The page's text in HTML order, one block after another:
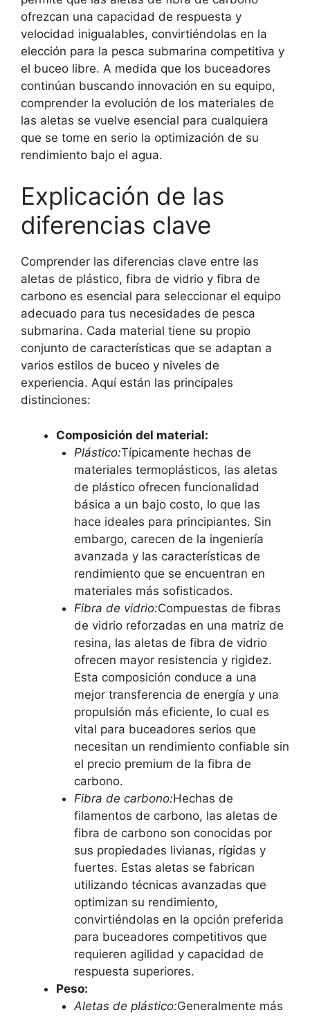
ofrezcan una capacidad de respuesta y
velocidad inigualables, convirtiéndolas en la
elección para la pesca submarina competitiva y
el buceo libre. A medida que los buceadores
continúan buscando innovación en su equipo,
comprender la evolución de los materiales de
las aletas se vuelve esencial para cualquiera
que se tome en serio la optimización de su
rendimiento bajo el agua.
Explicación de las
diferencias clave
Comprender las diferencias clave entre las
aletas de plástico, fibra de vidrio y fibra de
carbono es esencial para seleccionar el equipo
adecuado para tus necesidades de pesca
submarina. Cada material tiene su propio
conjunto de características que se adaptan a
varios estilos de buceo y niveles de
experiencia. Aquí están las principales
distinciones:
Composición del material:
Plástico:Típicamente hechas de
materiales termoplásticos, las aletas
de plástico ofrecen funcionalidad
básica a un bajo costo, lo que las
hace ideales para principiantes. Sin
embargo, carecen de la ingeniería
avanzada y las características de
rendimiento que se encuentran en
materiales más sofisticados.
Fibra de vidrio:Compuestas de fibras
de vidrio reforzadas en una matriz de
resina, las aletas de fibra de vidrio
ofrecen mayor resistencia y rigidez.
Esta composición conduce a una
mejor transferencia de energía y una
propulsión más eficiente, lo cual es
vital para buceadores serios que
necesitan un rendimiento confiable sin
el precio premium de la fibra de
carbono.
Fibra de carbono:Hechas de
filamentos de carbono, las aletas de
fibra de carbono son conocidas por
sus propiedades livianas, rígidas y
fuertes. Estas aletas se fabrican
utilizando técnicas avanzadas que
optimizan su rendimiento,
convirtiéndolas en la opción preferida
para buceadores competitivos que
requieren agilidad y capacidad de
respuesta superiores.
Peso:
Aletas de plástico:Generalmente más